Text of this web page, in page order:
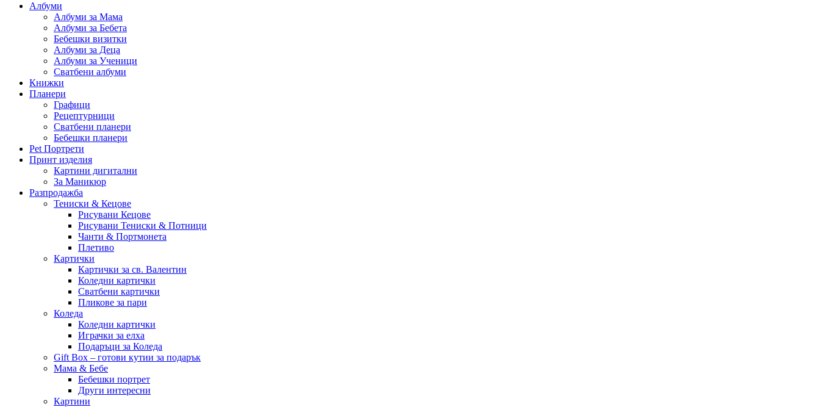
Албуми
Албуми за Мама
Албуми за Бебета
Бебешки визитки
Албуми за Деца
Албуми за Ученици
Сватбени албуми
Книжки
Планери
Графици
Рецептурници
Сватбени планери
Бебешки планери
Pet Портрети
Принт изделия
Картини дигитални
За Маникюр
Разпродажба
Тениски & Кецове
Рисувани Кецове
Рисувани Тениски & Потници
Чанти & Портмонета
Плетиво
Картички
Картички за св. Валентин
Коледни картички
Сватбени картички
Пликове за пари
Коледа
Коледни картички
Играчки за елха
Подаръци за Коледа
Gift Box – готови кутии за подарък
Мама & Бебе
Бебешки портрет
Други интересни
Картини